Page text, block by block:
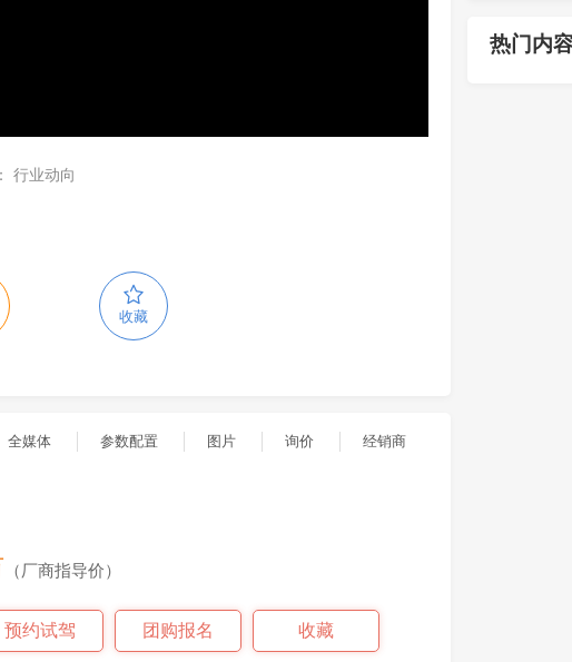
行业动向
收藏
全媒体 参数配置 图片 询价 经销商
（厂商指导价）
预约试驾 团购报名 收藏
热门内